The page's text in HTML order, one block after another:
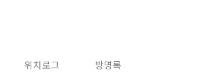
위치로그 방명록